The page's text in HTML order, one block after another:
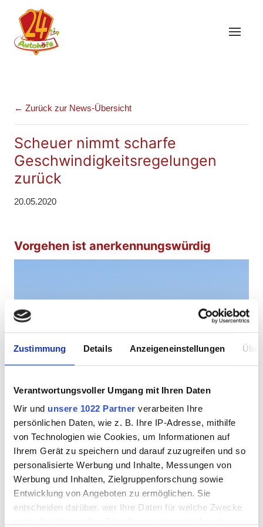
Zustimmung Details Anzeigeneinstellungen
Verantwortungsvoller Umgang mit Ihren Daten
Wir und unsere 1022 Partner verarbeiten Ihre
persönlichen Daten, wie z. B. Ihre IP-Adresse, mithilfe
von Technologien wie Cookies, um Informationen auf
Ihrem Gerät zu speichern und darauf zuzugreifen und so
personalisierte Werbung und Inhalte, Messungen von
Werbung und Inhalten, Zielgruppenforschung sowie
Entwicklung von Angeboten zu ermöglichen. Sie
entscheiden darüber, wer Ihre Daten für welche Zwecke
← Zurück zur News-Übersicht
Scheuer nimmt scharfe
Geschwindigkeitsregelungen
zurück
20.05.2020
Vorgehen ist anerkennungswürdig